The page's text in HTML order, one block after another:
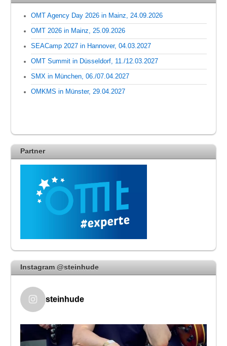
OMT Agency Day 2026 in Mainz, 24.09.2026
OMT 2026 in Mainz, 25.09.2026
SEACamp 2027 in Hannover, 04.03.2027
OMT Summit in Düsseldorf, 11./12.03.2027
SMX in München, 06./07.04.2027
OMKMS in Münster, 29.04.2027
Partner
Instagram @steinhude
steinhude